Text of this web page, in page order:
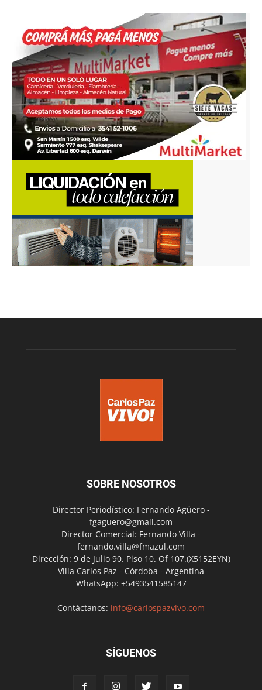
SOBRE NOSOTROS
Director Periodístico: Fernando Agüero -
fgaguero@gmail.com
Director Comercial: Fernando Villa -
fernando.villa@fmazul.com
Dirección: 9 de Julio 90. Piso 10. Of 107.(X5152EYN)
Villa Carlos Paz - Córdoba - Argentina
WhatsApp: +5493541585147
Contáctanos: info@carlospazvivo.com
SÍGUENOS